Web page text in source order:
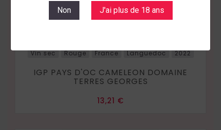
Non J'ai plus de 18 ans
Vin sec Rouge France Languedoc 2022
IGP PAYS D'OC CAMELEON DOMAINE
TERRES GEORGES
Prix
13,21 €